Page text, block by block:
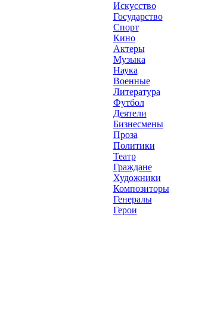
Искусство
Государство
Спорт
Кино
Актеры
Музыка
Наука
Военные
Литература
Футбол
Деятели
Бизнесмены
Проза
Политики
Театр
Граждане
Художники
Композиторы
Генералы
Герои